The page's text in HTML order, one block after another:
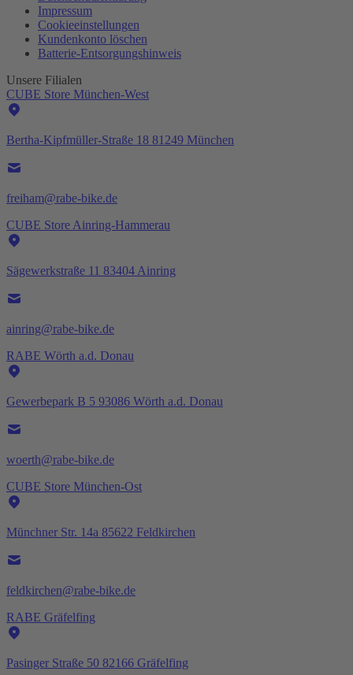
Impressum
Cookieeinstellungen
Kundenkonto löschen
Batterie-Entsorgungshinweis
Unsere Filialen
CUBE Store München-West
Bertha-Kipfmüller-Straße 18 81249 München
freiham@rabe-bike.de
CUBE Store Ainring-Hammerau
Sägewerkstraße 11 83404 Ainring
ainring@rabe-bike.de
RABE Wörth a.d. Donau
Gewerbepark B 5 93086 Wörth a.d. Donau
woerth@rabe-bike.de
CUBE Store München-Ost
Münchner Str. 14a 85622 Feldkirchen
feldkirchen@rabe-bike.de
RABE Gräfelfing
Pasinger Straße 50 82166 Gräfelfing